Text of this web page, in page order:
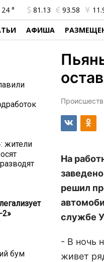
24 ° 81.13 93.58
АФИША
жители
2»
бум
На
решил
службе
- В ночь
живет